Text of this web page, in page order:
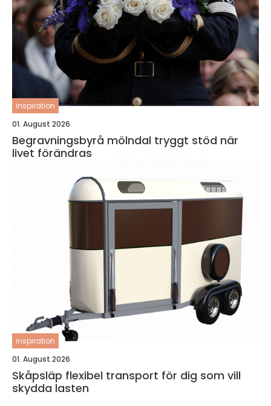
inspiration
01. August 2026
Begravningsbyrå mölndal tryggt stöd när
livet förändras
inspiration
01. August 2026
Skåpsläp flexibel transport för dig som vill
skydda lasten